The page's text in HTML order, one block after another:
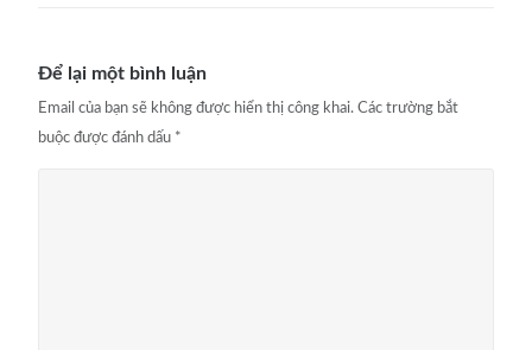
Để lại một bình luận
Email của bạn sẽ không được hiển thị công khai. Các trường bắt
buộc được đánh dấu *